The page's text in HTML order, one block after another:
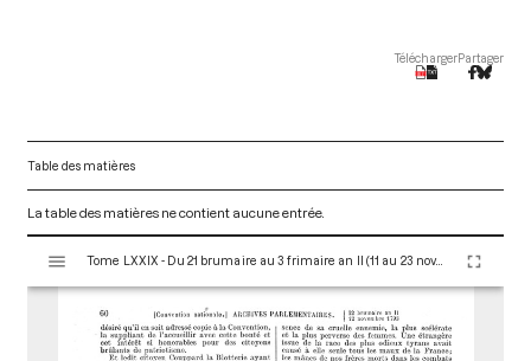
TéléchargerPartager
Table des matières
La table des matières ne contient aucune entrée.
s
Tome LXXIX - Du 21 brumaire au 3 frimaire an II (11 au 23 novembre 1793)